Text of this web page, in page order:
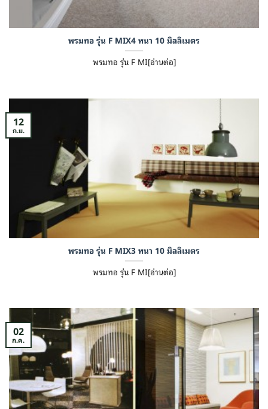
พรมทอ รุ่น F MIX4 หนา 10 มิลลิเมตร
พรมทอ รุ่น F MI[อ่านต่อ]
พรมทอ รุ่น F MIX3 หนา 10 มิลลิเมตร
พรมทอ รุ่น F MI[อ่านต่อ]
12
ก.ย.
02
ก.ค.